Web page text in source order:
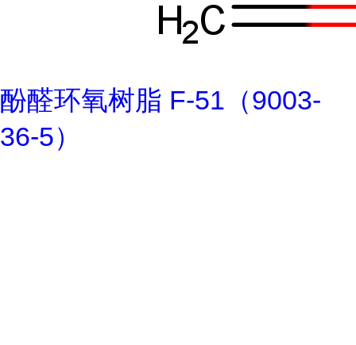
酚醛环氧树脂 F-51（9003-
36-5）